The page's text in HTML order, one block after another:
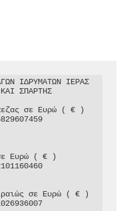
ΙΔΡΥΜΑΤΩΝ ΙΕΡΑΣ
ΣΠΑΡΤΗΣ
σε Ευρώ ( € )
Ευρώ ( € )
σε Ευρώ ( € )